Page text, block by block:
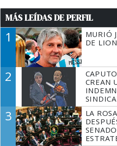
MÁS LEÍDAS DE PERFIL
1
MURIÓ
DE
2
CREAN
3
LA